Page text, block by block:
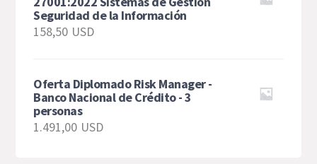
Seguridad de la Información
158,50 USD
Oferta Diplomado Risk Manager -
Banco Nacional de Crédito - 3
personas
1.491,00 USD